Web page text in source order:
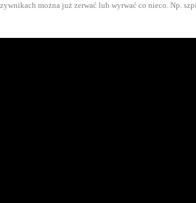
można już zerwać lub wyrwać co nieco. Np.